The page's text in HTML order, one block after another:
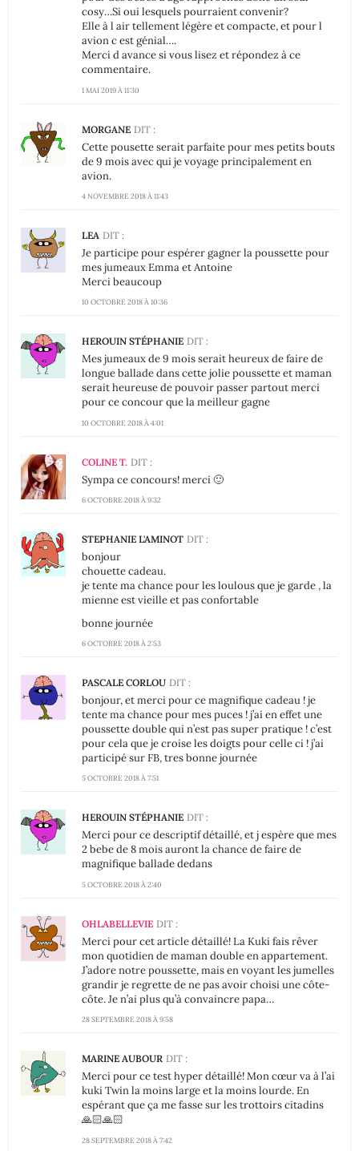
1 MAI 2019 À 11:30
cosy…Si oui lesquels pourraient convenir?
Elle à l air tellement légère et compacte, et pour l
avion c est génial….
Merci d avance si vous lisez et répondez à ce
commentaire.
MORGANE DIT :
4 NOVEMBRE 2018 À 11:43
Cette pousette serait parfaite pour mes petits bouts
de 9 mois avec qui je voyage principalement en
avion.
LEA DIT :
10 OCTOBRE 2018 À 10:36
Je participe pour espérer gagner la poussette pour
mes jumeaux Emma et Antoine
Merci beaucoup
HEROUIN STÉPHANIE DIT :
10 OCTOBRE 2018 À 4:01
Mes jumeaux de 9 mois serait heureux de faire de
longue ballade dans cette jolie poussette et maman
serait heureuse de pouvoir passer partout merci
pour ce concour que la meilleur gagne
COLINE T. DIT :
6 OCTOBRE 2018 À 9:32
Sympa ce concours! merci 🙂
STEPHANIE L'AMINOT DIT :
6 OCTOBRE 2018 À 2:53
bonjour
chouette cadeau.
je tente ma chance pour les loulous que je garde , la
mienne est vieille et pas confortable
bonne journée
PASCALE CORLOU DIT :
5 OCTOBRE 2018 À 7:51
bonjour, et merci pour ce magnifique cadeau ! je
tente ma chance pour mes puces ! j’ai en effet une
poussette double qui n’est pas super pratique ! c’est
pour cela que je croise les doigts pour celle ci ! j’ai
participé sur FB, tres bonne journée
HEROUIN STÉPHANIE DIT :
5 OCTOBRE 2018 À 2:40
Merci pour ce descriptif détaillé, et j espère que mes
2 bebe de 8 mois auront la chance de faire de
magnifique ballade dedans
OHLABELLEVIE DIT :
28 SEPTEMBRE 2018 À 9:58
Merci pour cet article détaillé! La Kuki fais rêver
mon quotidien de maman double en appartement.
J’adore notre poussette, mais en voyant les jumelles
grandir je regrette de ne pas avoir choisi une côte-
côte. Je n’ai plus qu’à convaincre papa…
MARINE AUBOUR DIT :
28 SEPTEMBRE 2018 À 7:42
Merci pour ce test hyper détaillé! Mon cœur va à l’ai
kuki Twin la moins large et la moins lourde. En
espérant que ça me fasse sur les trottoirs citadins
🙏🏻🙏🏻